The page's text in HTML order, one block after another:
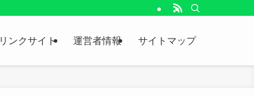
リンクサイト 運営者情報 サイトマップ